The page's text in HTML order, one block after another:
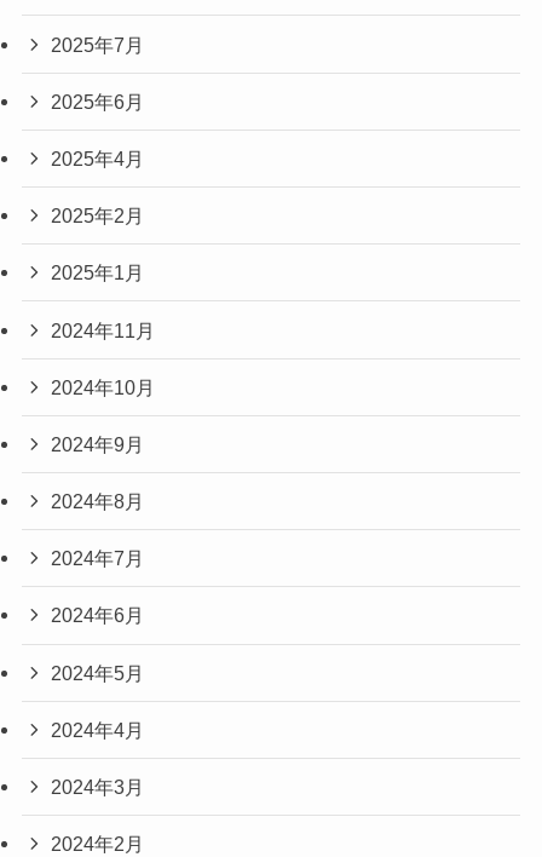
2025年7月
2025年6月
2025年4月
2025年2月
2025年1月
2024年11月
2024年10月
2024年9月
2024年8月
2024年7月
2024年6月
2024年5月
2024年4月
2024年3月
2024年2月